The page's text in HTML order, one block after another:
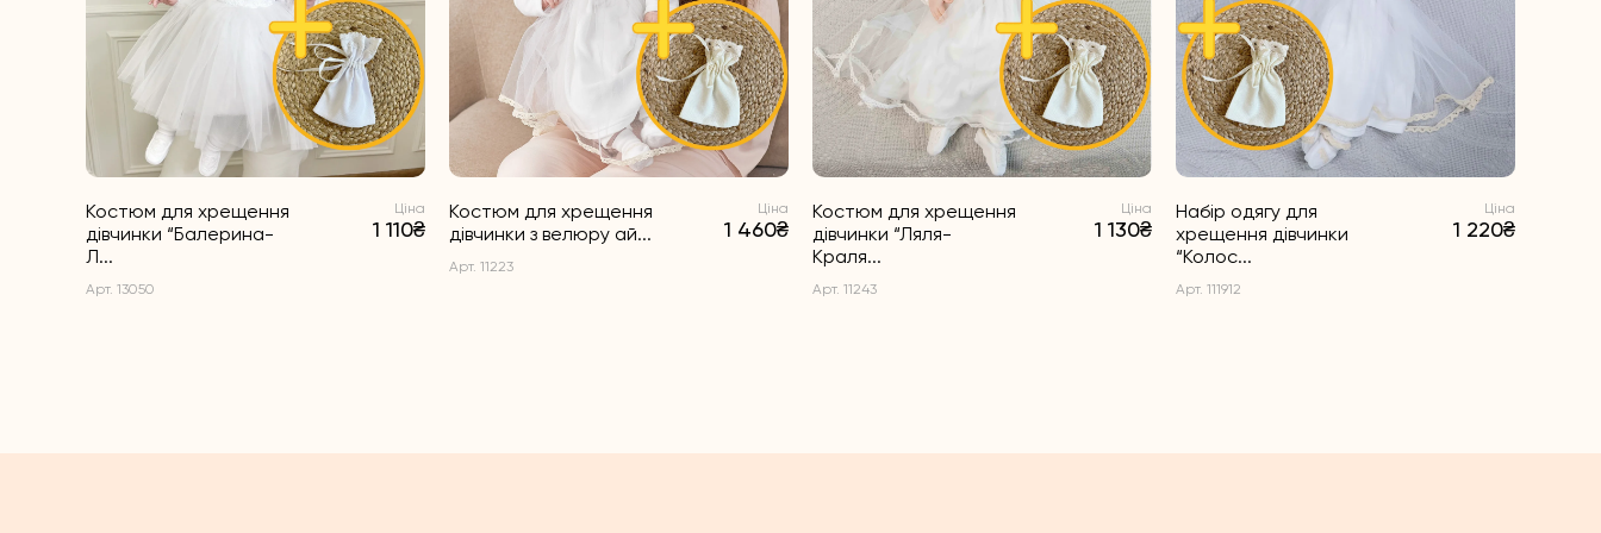
Костюм для хрещення
дівчинки “Балерина-
Л...
Арт. 13050
Ціна
1 110₴
Костюм для хрещення
дівчинки з велюру ай...
Арт. 11223
Ціна
1 460₴
Костюм для хрещення
дівчинки “Ляля-
Краля...
Арт. 11243
Ціна
1 130₴
Набір одягу для
хрещення дівчинки
“Колос...
Арт. 111912
Ціна
1 220₴